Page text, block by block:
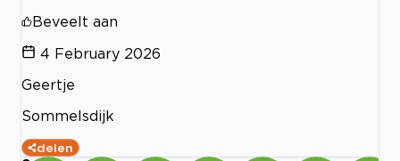
Beveelt aan
4 February 2026
Geertje
Sommelsdijk
delen